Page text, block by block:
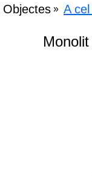
Objectes » A